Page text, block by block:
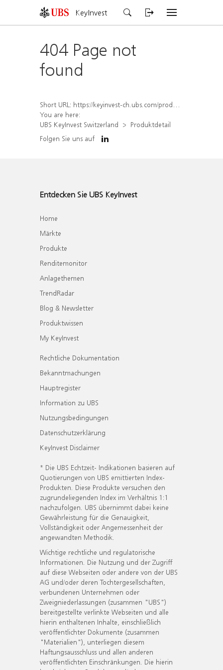
KeyInvest
404 Page not
found
Short URL: https://keyinvest-ch.ubs.com/produkt/detail/index/isin/CH1577905453
You are here:
UBS KeyInvest Switzerland
Produktdetail
Folgen Sie uns auf
Entdecken Sie UBS KeyInvest
Home
Märkte
Produkte
Renditemonitor
Anlagethemen
TrendRadar
Blog & Newsletter
Produktwissen
My KeyInvest
Rechtliche Dokumentation
Bekanntmachungen
Hauptregister
Information zu UBS
Nutzungsbedingungen
Datenschutzerklärung
KeyInvest Disclaimer
* Die UBS Echtzeit- Indikationen basieren auf
Quotierungen von UBS emittierten Index-
Produkten. Diese Produkte versuchen den
zugrundeliegenden Index im Verhältnis 1:1
nachzufolgen. UBS übernimmt dabei keine
Gewährleistung für die Genauigkeit,
Vollständigkeit oder Angemessenheit der
angewandten Methodik.
Wichtige rechtliche und regulatorische
Informationen. Die Nutzung und der Zugriff
auf diese Webseiten oder andere von der UBS
AG und/oder deren Tochtergesellschaften,
verbundenen Unternehmen oder
Zweigniederlassungen (zusammen "UBS")
bereitgestellte verlinkte Webseiten und alle
hierin enthaltenen Inhalte, einschließlich
veröffentlichter Dokumente (zusammen
"Materialien"), unterliegen diesem
Haftungsausschluss und allen anderen
veröffentlichten Einschränkungen. Die hierin